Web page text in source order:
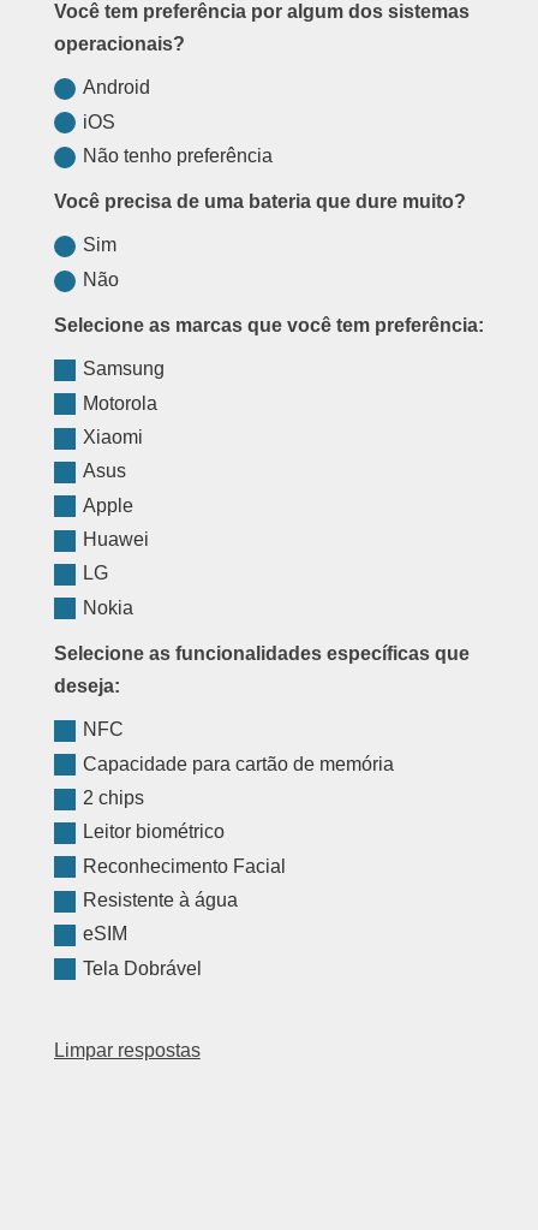
Você tem preferência por algum dos sistemas
operacionais?
Android
iOS
Não tenho preferência
Você precisa de uma bateria que dure muito?
Sim
Não
Selecione as marcas que você tem preferência:
Samsung
Motorola
Xiaomi
Asus
Apple
Huawei
LG
Nokia
Selecione as funcionalidades específicas que
deseja:
NFC
Capacidade para cartão de memória
2 chips
Leitor biométrico
Reconhecimento Facial
Resistente à água
eSIM
Tela Dobrável
Limpar respostas